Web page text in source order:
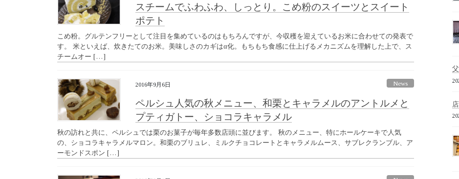
スチームでふわふわ、しっとり。こめ粉のスイーツとスイート
ポテト
こめ粉。グルテンフリーとして注目を集めているのはもちろんですが、今収穫を迎えているお米に合わせての発表で
す。 米といえば、炊きたてのお米。美味しさのカギはα化。もちもち食感に仕上げるメカニズムを理解した上で、ス
チームオー […]
2016年9月6日 News
ペルシュ人気の秋メニュー、和栗とキャラメルのアントルメと
プティガトー、ショコラキャラメル
秋の訪れと共に、ペルシュでは栗のお菓子が毎年多数店頭に並びます。 秋のメニュー、特にホールケーキで人気
の、ショコラキャラメルマロン。和栗のブリュレ、ミルクチョコレートとキャラメルムース、サブレクランブル、ア
ーモンドスポン […]